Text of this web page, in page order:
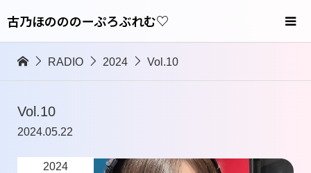
古乃ほのののーぷろぶれむ♡
RADIO 2024 Vol.10
Vol.10
2024.05.22
2024